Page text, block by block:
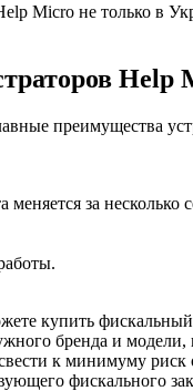
Micro не только в
Help
преимущества
за несколько
купить
бренда и
к минимуму
фискального